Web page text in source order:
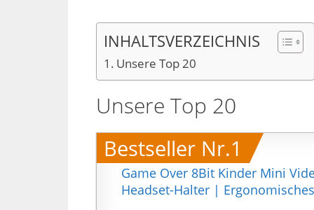
INHALTSVERZEICHNIS
Unsere Top 20
Unsere Top 20
Bestseller Nr.1
Game Over 8Bit Kinder Mini
Headset-Halter |